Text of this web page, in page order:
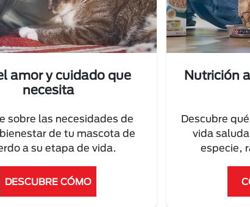
amor y cuidado que
necesita
sobre las necesidades de
de tu mascota de
a su etapa de vida.
DESCUBRE CÓMO
Nutrición
Descubre
vida
especie,